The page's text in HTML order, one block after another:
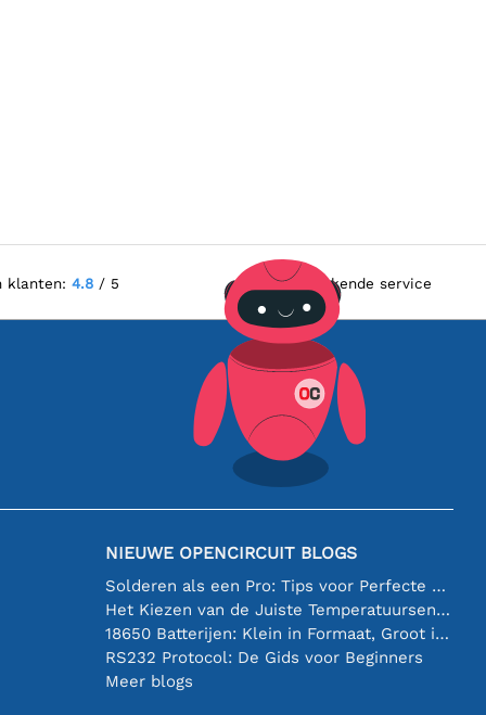
klanten: 4.8/ 5 Uitstekende service
NIEUWE OPENCIRCUIT BLOGS
Solderen als een Pro: Tips voor Perfecte Elektronische Verbindingen
Het Kiezen van de Juiste Temperatuursensor [youtube]
18650 Batterijen: Klein in Formaat, Groot in Prestatie
RS232 Protocol: De Gids voor Beginners
Meer blogs